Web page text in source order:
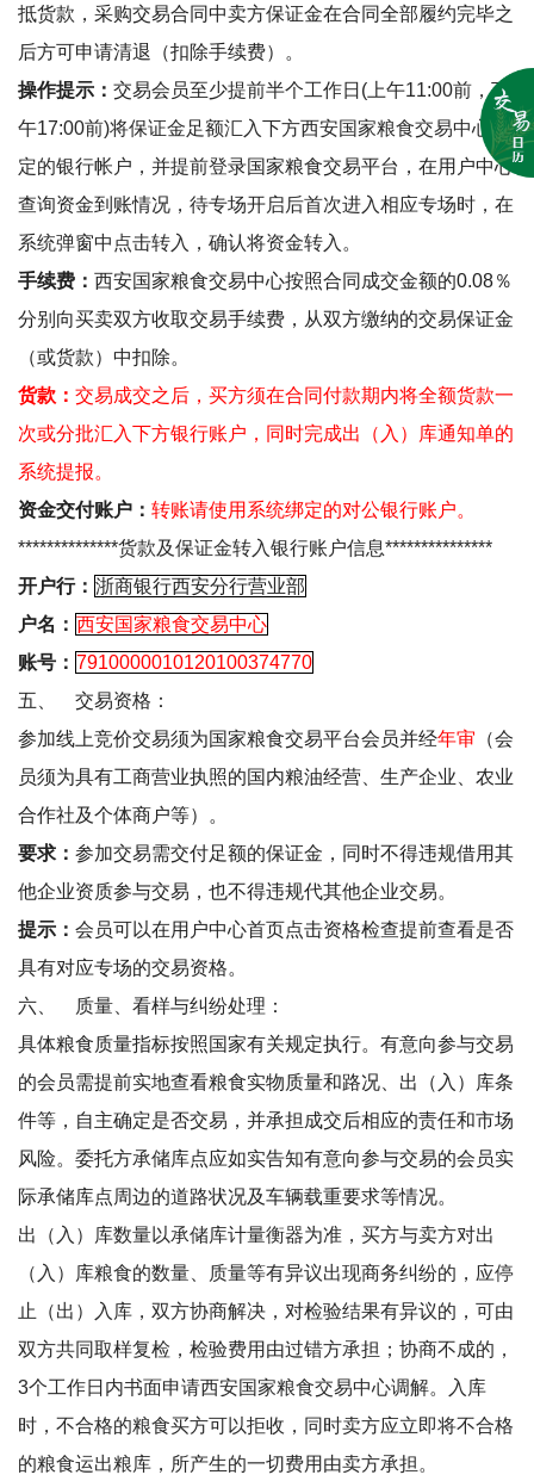
抵货款，采购交易合同中卖方保证金在合同全部履约完毕之
后方可申请清退（扣除手续费）。
操作提示： 交易会员至少提前半个工作日 ( 上午11:00前，下
午17:00前)将保证金足额汇入下方西安国家粮食交易中心指
定的银行帐户，并提前登录国家粮食交易平台，在用户中心
查询资金到账情况， 待专场开启后首次进入相应专场时，在
系统弹窗中点击转入 ，确认将资金转入。
手续费： 西安国家粮食交易中心按照合同成交金额的0.08％
分别向买卖双方收取交易手续费，从双方缴纳的交易保证金
（或货款）中扣除。
货款： 交易成交之后，买方须在合同付款期内将全额货款一
次或分批汇入下方银行账户，同时完成出（入）库通知单的
系统提报。
资金交付账户： 转账请使用系统绑定的对公银行账户。
**************货款及保证金转入银行账户信息***************
开户行： 浙商银行西安分行营业部
户名： 西安国家粮食交易中心
账号： 7910000010120100374770
五、
交易资格：
参加线上竞价交易须为国家粮食交易平台会员并经年审 （会
员须为具有工商营业执照的国内粮油经营、生产企业、农业
合作社及个体商户等）。
要求： 参加交易需交付足额的保证金，同时不得违规借用其
他企业资质参与交易，也不得违规代其他企业交易。
提示： 会员可以在用户中心首页点击资格检查提前查看是否
具有对应专场的交易资格。
六、
质量、看样与纠纷处理：
具体粮食质量指标按照国家有关规定执行。有意向参与交易
的会员需提前实地查看粮食实物质量和路况、出（入）库条
件等，自主确定是否交易，并承担成交后相应的责任和市场
风险。委托方承储库点应如实告知有意向参与交易的会员实
际承储库点周边的道路状况及车辆载重要求等情况。
出（入）库数量以承储库计量衡器为准，买方与卖方对出
（入）库粮食的数量、质量等有异议出现商务纠纷的，应停
止（出）入库，双方协商解决，对检验结果有异议的，可由
双方共同取样复检，检验费用由过错方承担；协商不成的，
3个工作日内书面申请西安国家粮食交易中心调解。入库
时，不合格的粮食买方可以拒收，同时卖方应立即将不合格
的粮食运出粮库，所产生的一切费用由卖方承担。